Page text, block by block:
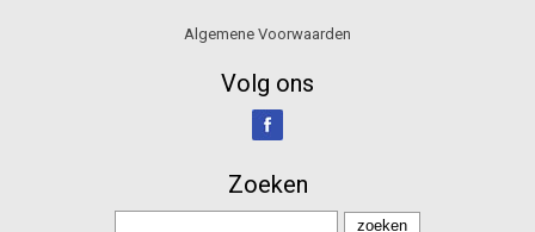
Algemene Voorwaarden
Volg ons
Zoeken